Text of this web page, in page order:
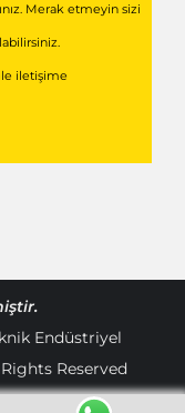
Merak etmeyin sizi
iletişime
Endüstriyel
Reserved